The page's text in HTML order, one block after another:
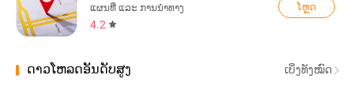
ແຜນທີ່ ແລະ ການນຳທາງ
4.2
ໂຫຼດ
ດາວໂຫລດອັນດັບສູງ ເບິ່ງທັງໝົດ